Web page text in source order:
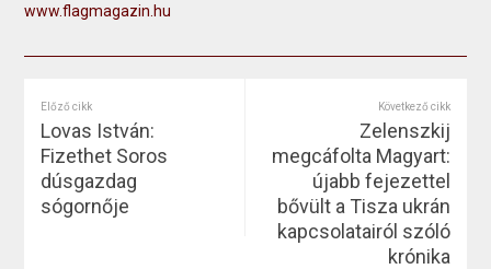
www.flagmagazin.hu
Előző cikk
Lovas István:
Fizethet Soros
dúsgazdag
sógornője
Következő cikk
Zelenszkij
megcáfolta Magyart:
újabb fejezettel
bővült a Tisza ukrán
kapcsolatairól szóló
krónika